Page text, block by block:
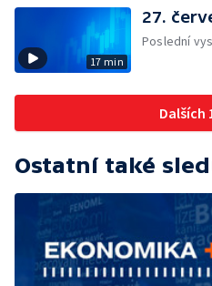
17 min
27.
Poslední
Dalších
Ostatní také